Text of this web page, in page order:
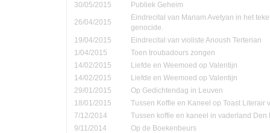
30/05/2015
Publiek Geheim
26/04/2015
Eindrecital van Mariam Avetyan in het
genocide.
19/04/2015
Eindrecital van violiste Anoush Terterian
1/04/2015
Toen troubadours zongen
14/02/2015
Liefde en Weemoed op Valentijn
14/02/2015
Liefde en Weemoed op Valentijn
29/01/2015
Op Gedichtendag in Leuven
18/01/2015
Tussen Koffie en Kaneel op Toast Literair
7/12/2014
Tussen koffie en kaneel in vaderland Den
9/11/2014
Op de Boekenbeurs